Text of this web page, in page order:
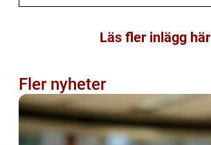
Läs fler inlägg här
Fler nyheter